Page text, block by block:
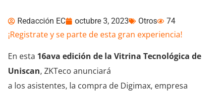
Redacción EC octubre 3, 2023 Otros 74
¡Registrate y se parte de esta gran experiencia!
En esta 16ava edición de la Vitrina Tecnológica de
Uniscan, ZKTeco anunciará
a los asistentes, la compra de Digimax, empresa